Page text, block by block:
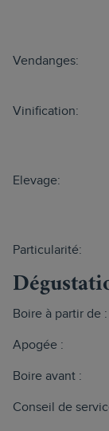
Vendanges:
Vinification:
Elevage:
Particularité:
Boire à partir de :
Apogée :
Boire avant :
Conseil de